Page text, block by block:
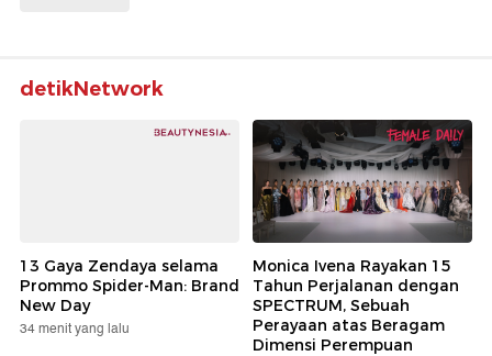
detikNetwork
13 Gaya Zendaya selama
Prommo Spider-Man: Brand
New Day
34 menit yang lalu
Monica Ivena Rayakan 15
Tahun Perjalanan dengan
SPECTRUM, Sebuah
Perayaan atas Beragam
Dimensi Perempuan